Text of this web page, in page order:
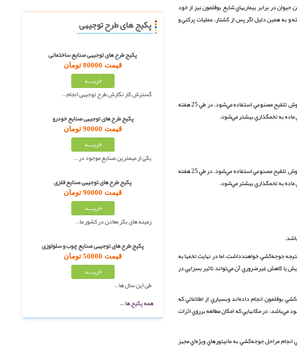
پکیج های طرح توجیهی
پکیج طرح های توجیهی صنایع ساختمانی
قیمت 80000 تومان
گسترش کار نگارش طرح توجیهی انجام…
پکیج طرح های توجیهی صنایع خودرو
قیمت 90000 تومان
یکی از مهمترین صنایع موجود در…
پکیج طرح های توجیهی صنایع فلزی
قیمت 90000 تومان
زمینه های بکر معادن در کشور ما…
پکیج طرح های توجیهی صنایع چوب و سلولوزی
قیمت 50000 تومان
طی این سال ها…
همه پکیج ها ...
در برابر بيماريهاي شايع بوقلمون نيز از خود
و به همين دليل اگر پس از كشتار، عمليات پركني و
بلوغ جنسي مرغها در سن 30 هفتگي بوده اما به طور نرمال 3 هفته بيشتر زمان مي‌دهند تا اولين تخمگذاري انجام گيرد. جهت توليدمثل بوقلمونها از روش تلقيح مصنوعي استفاده مي‌شود. در طي 25 هفته
بلوغ جنسي مرغها در سن 30 هفتگي بوده اما به طور نرمال 3 هفته بيشتر زمان مي‌دهند تا اولين تخمگذاري انجام گيرد. جهت توليدمثل بوقلمونها از روش تلقيح مصنوعي استفاده مي‌شود. در طي 25 هفته
جوجه‌كشي خواهند‌داشت، اما در نهايت تخمها به
يا كاهش غيرضروري آن مي‌‌تواند تاثير بسزايي در
انجام داده‌‌اند وبسياري از اطلاعاتي كه
در مكانهايي كه امكان مطالعه برروي اثرات
مراحل جوجه‌كشي به مانيتورهاي ويژه‌اي مجهز